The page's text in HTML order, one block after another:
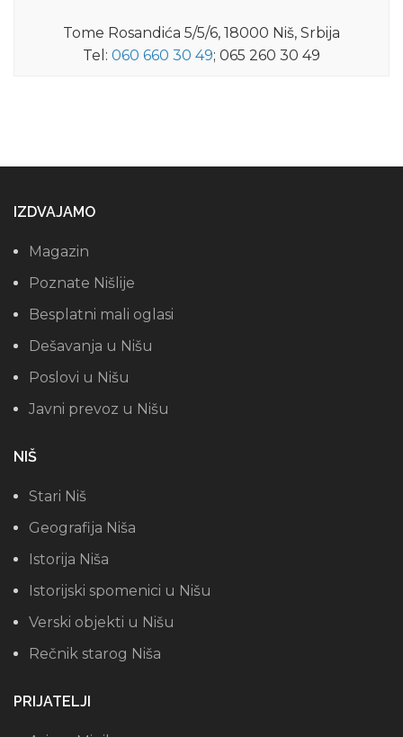
Tome Rosandića 5/5/6, 18000 Niš, Srbija
Tel: 060 660 30 49; 065 260 30 49
IZDVAJAMO
Magazin
Poznate Nišlije
Besplatni mali oglasi
Dešavanja u Nišu
Poslovi u Nišu
Javni prevoz u Nišu
NIŠ
Stari Niš
Geografija Niša
Istorija Niša
Istorijski spomenici u Nišu
Verski objekti u Nišu
Rečnik starog Niša
PRIJATELJI